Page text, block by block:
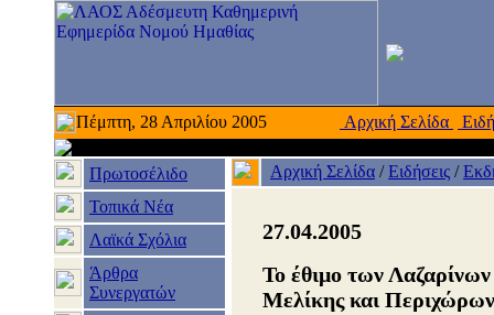
Πέμπτη, 28 Απριλίου 2005 Αρχική Σελίδα
Πρωτοσέλιδο
Τοπικά Νέα
Λαϊκά Σχόλια
Άρθρα
Συνεργατών
Αρχική Σελίδα /Ειδήσεις /
27.04.2005
Το έθιμο των
Μελίκης και Περιχώρων